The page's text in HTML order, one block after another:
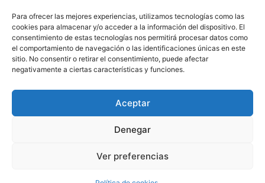
Para ofrecer las mejores experiencias, utilizamos tecnologías como las
cookies para almacenar y/o acceder a la información del dispositivo. El
consentimiento de estas tecnologías nos permitirá procesar datos como
el comportamiento de navegación o las identificaciones únicas en este
sitio. No consentir o retirar el consentimiento, puede afectar
negativamente a ciertas características y funciones.
Aceptar
Denegar
Ver preferencias
CONTACTA CON NOSOTROS